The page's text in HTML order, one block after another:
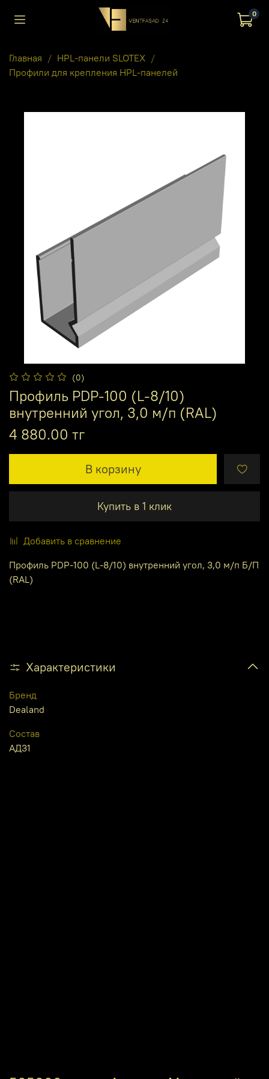
0
Главная
HPL-панели SLOTEX
Профили для крепления HPL-панелей
(0)
Профиль PDP-100 (L-8/10)
внутренний угол, 3,0 м/п (RAL)
4 880.00 тг
В корзину
Купить в 1 клик
Добавить в сравнение
Профиль PDP-100 (L-8/10) внутренний угол, 3,0 м/п Б/П
(RAL)
Характеристики
Бренд
Dealand
Состав
АД31